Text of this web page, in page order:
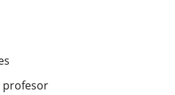
profesor